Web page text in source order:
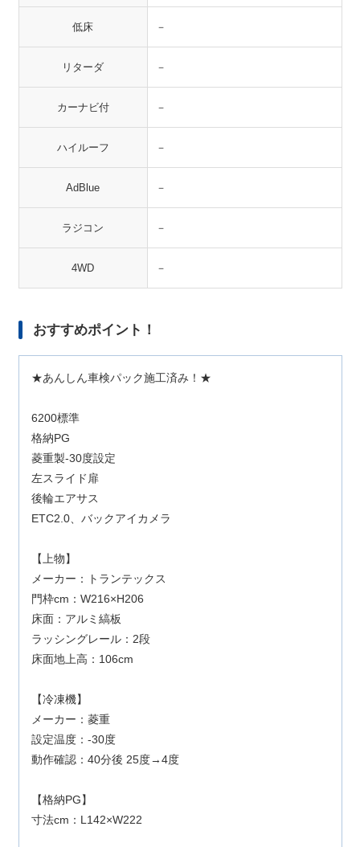
低床 －
リターダ －
カーナビ付 －
ハイルーフ －
AdBlue －
ラジコン －
4WD －
おすすめポイント！
★あんしん車検パック施工済み！★
6200標準
格納PG
菱重製-30度設定
左スライド扉
後輪エアサス
ETC2.0、バックアイカメラ
【上物】
メーカー：トランテックス
門枠cm：W216×H206
床面：アルミ縞板
ラッシングレール：2段
床面地上高：106cm
【冷凍機】
メーカー：菱重
設定温度：-30度
動作確認：40分後 25度→4度
【格納PG】
寸法cm：L142×W222